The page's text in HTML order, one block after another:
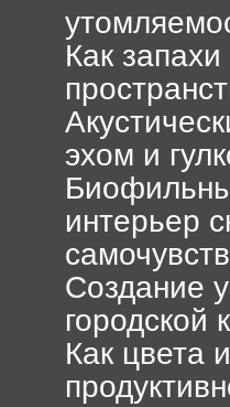
Как
эхом и
интерьер
Создание
городской
Как цвета